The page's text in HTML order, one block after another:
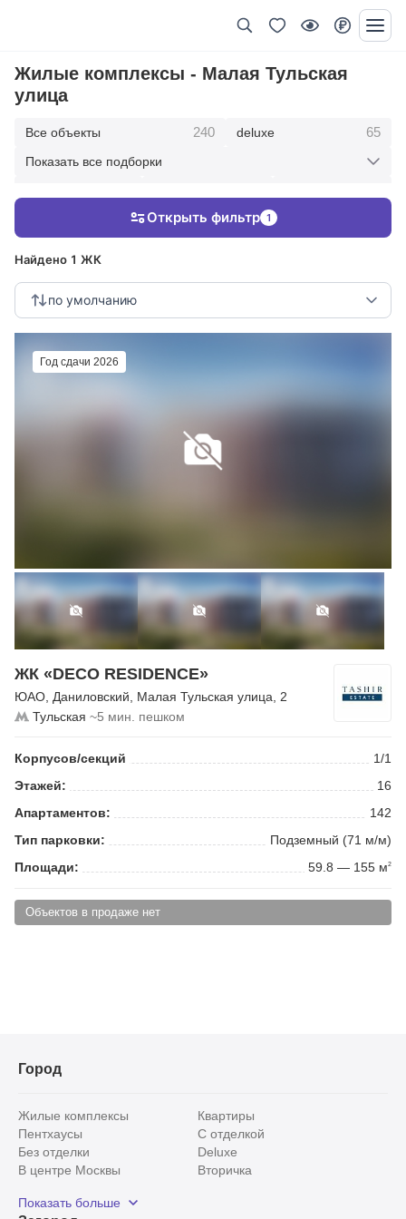
Жилые комплексы - Малая Тульская
улица
Все объекты 240 deluxe 65
123 клубные дома
Показать все подборки
Найдено 1 ЖК
по умолчанию
Открыть фильтр 1
Год сдачи 2026
ЖК «DECO RESIDENCE»
ЮАО Даниловский Малая Тульская улица , 2
Тульская ~5 мин. пешком
Корпусов/секций
1/1
Этажей:
16
Апартаментов:
142
Тип парковки:
Подземный (71 м/м)
Площади:
59.8 — 155 м2
Объектов в продаже нет
Город
Жилые комплексы
Квартиры
Пентхаусы
С отделкой
Без отделки
Deluxe
В центре Москвы
Вторичка
Рядом с парком
Показать больше